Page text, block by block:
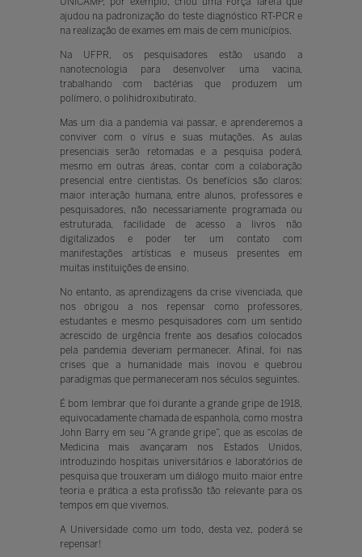
ajudou na padronização do teste diagnóstico RT-PCR e
na realização de exames em mais de cem municípios.
Na UFPR, os pesquisadores estão usando a
nanotecnologia para desenvolver uma vacina,
trabalhando com bactérias que produzem um
polímero, o polihidroxibutirato.
Mas um dia a pandemia vai passar, e aprenderemos a
conviver com o vírus e suas mutações. As aulas
presenciais serão retomadas e a pesquisa poderá,
mesmo em outras áreas, contar com a colaboração
presencial entre cientistas. Os benefícios são claros:
maior interação humana, entre alunos, professores e
pesquisadores, não necessariamente programada ou
estruturada, facilidade de acesso a livros não
digitalizados e poder ter um contato com
manifestações artísticas e museus presentes em
muitas instituições de ensino.
No entanto, as aprendizagens da crise vivenciada, que
nos obrigou a nos repensar como professores,
estudantes e mesmo pesquisadores com um sentido
acrescido de urgência frente aos desafios colocados
pela pandemia deveriam permanecer. Afinal, foi nas
crises que a humanidade mais inovou e quebrou
paradigmas que permaneceram nos séculos seguintes.
É bom lembrar que foi durante a grande gripe de 1918,
equivocadamente chamada de espanhola, como mostra
John Barry em seu “A grande gripe”, que as escolas de
Medicina mais avançaram nos Estados Unidos,
introduzindo hospitais universitários e laboratórios de
pesquisa que trouxeram um diálogo muito maior entre
teoria e prática a esta profissão tão relevante para os
tempos em que vivemos.
A Universidade como um todo, desta vez, poderá se
repensar!